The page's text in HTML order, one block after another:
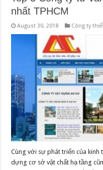
nhất TPHCM
August 30, 2018 Công ty
Cùng với sự phát triển của kinh
dựng cơ sở vật chất hạ tầng